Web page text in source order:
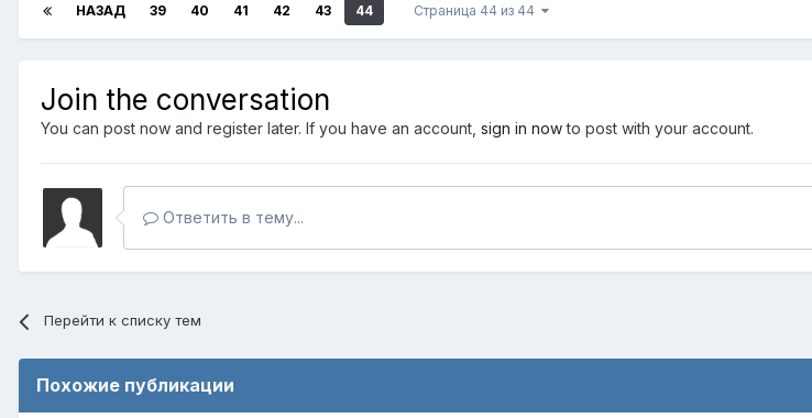
НАЗАД 39 40 41 42 43 44 Страница 44 из 44
Join the conversation
You can post now and register later. If you have an account, sign in nowto post with your account.
Ответить в тему...
Перейти к списку тем
Похожие публикации